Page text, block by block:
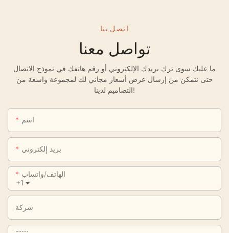
اتصل بنا
تواصل معنا
ما عليك سوى ترك بريدك الإلكتروني أو رقم هاتفك في نموذج الاتصال
حتى نتمكن من إرسال عرض أسعار مجاني لك لمجموعة واسعة من
التصاميم لدينا!
اسم
بريد إلكتروني
+1
الهاتف/واتساب
شركة